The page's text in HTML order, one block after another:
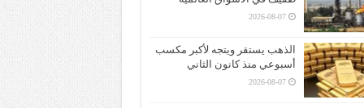
2026-08-07
الذهب يستقر ويتجه لأكبر مكسب
أسبوعي منذ كانون الثاني
2026-08-07